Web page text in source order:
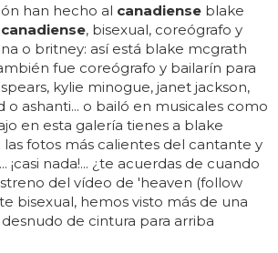
han hecho al canadiense blake
canadiense, bisexual, coreógrafo y
o britney: así está blake mcgrath
fue coreógrafo y bailarín para
kylie minogue, janet jackson,
o ashanti... o bailó en musicales como
en esta galería tienes a blake
fotos más calientes del cantante y
¡casi nada!... ¿te acuerdas de cuando
del vídeo de 'heaven (follow
bisexual, hemos visto más de una
de cintura para arriba